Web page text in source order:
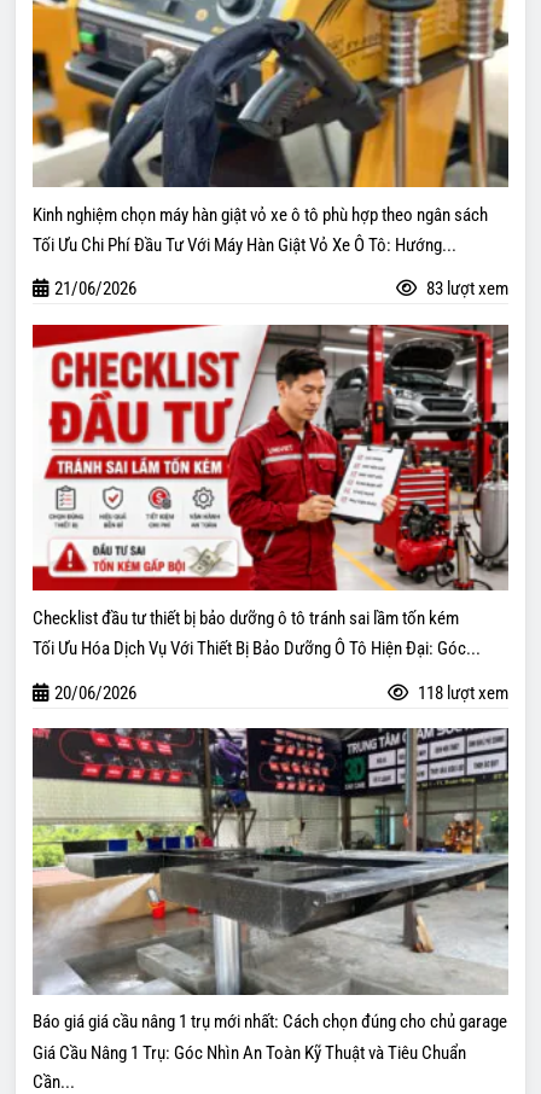
Kinh nghiệm chọn máy hàn giật vỏ xe ô tô phù hợp theo ngân sách
Tối Ưu Chi Phí Đầu Tư Với Máy Hàn Giật Vỏ Xe Ô Tô: Hướng...
21/06/2026 83 lượt xem
Checklist đầu tư thiết bị bảo dưỡng ô tô tránh sai lầm tốn kém
Tối Ưu Hóa Dịch Vụ Với Thiết Bị Bảo Dưỡng Ô Tô Hiện Đại: Góc...
20/06/2026 118 lượt xem
Báo giá giá cầu nâng 1 trụ mới nhất: Cách chọn đúng cho chủ garage
Giá Cầu Nâng 1 Trụ: Góc Nhìn An Toàn Kỹ Thuật và Tiêu Chuẩn
Cần...